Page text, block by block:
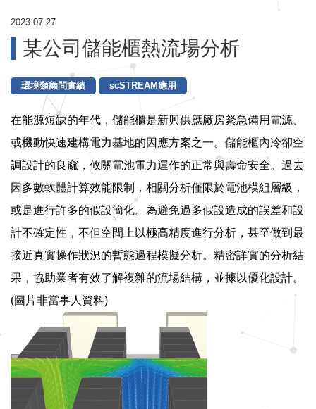
2023-07-27
某公司儲能櫃熱流場分析
環境類顧問實績 scSTREAM應用
在能源短缺的年代，儲能櫃是新興供應廠房緊急備用電源、
或機動快速建構電力基地的因應方案之一。儲能櫃內冷卻空
調設計的良窳，攸關電池電力運作的正常與壽命安全。過去
因多數軟體計算效能限制，相關分析僅限於電池模組層級，
或是進行許多的假設簡化。為避免過多假設造成的誤差和設
計不確定性， 不但空間上以極高精度進行分析，甚至做到最
接近真實操作狀況的暫態過程模擬分析。精密詳實的分析結
果，協助業者有效了解複雜的流場結構，並據以優化設計。
(圖片非當事人資料)